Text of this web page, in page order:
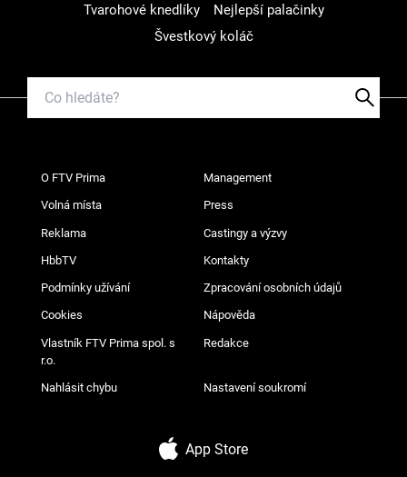
Tvarohové knedlíky
Nejlepší palačinky
Švestkový koláč
O FTV Prima Management
Volná místa Press
Reklama Castingy a výzvy
HbbTV Kontakty
Podmínky užívání Zpracování osobních údajů
Cookies Nápověda
Vlastník FTV Prima spol. s
r.o.
Redakce
Nahlásit chybu Nastavení soukromí
App Store